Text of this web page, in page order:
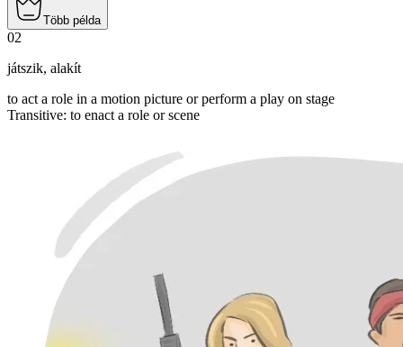
Több példa
02
játszik, alakít
to act a role in a motion picture or perform a play on stage
Transitive: to enact a role or scene